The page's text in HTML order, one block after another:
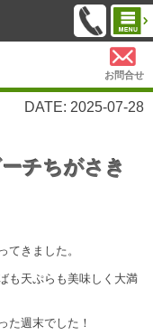
お問合せ
DATE: 2025-07-28
チちがさき
てきました。
も天ぷらも美味しく大満
た週末でした！